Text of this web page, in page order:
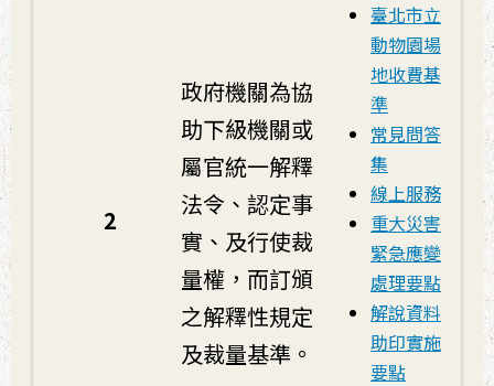
2
政府機關為協
助下級機關或
屬官統一解釋
法令、認定事
實、及行使裁
量權，而訂頒
之解釋性規定
及裁量基準。
臺北市立
動物園場
地收費基
準
常見問答
集
線上服務
重大災害
緊急應變
處理要點
解說資料
助印實施
要點